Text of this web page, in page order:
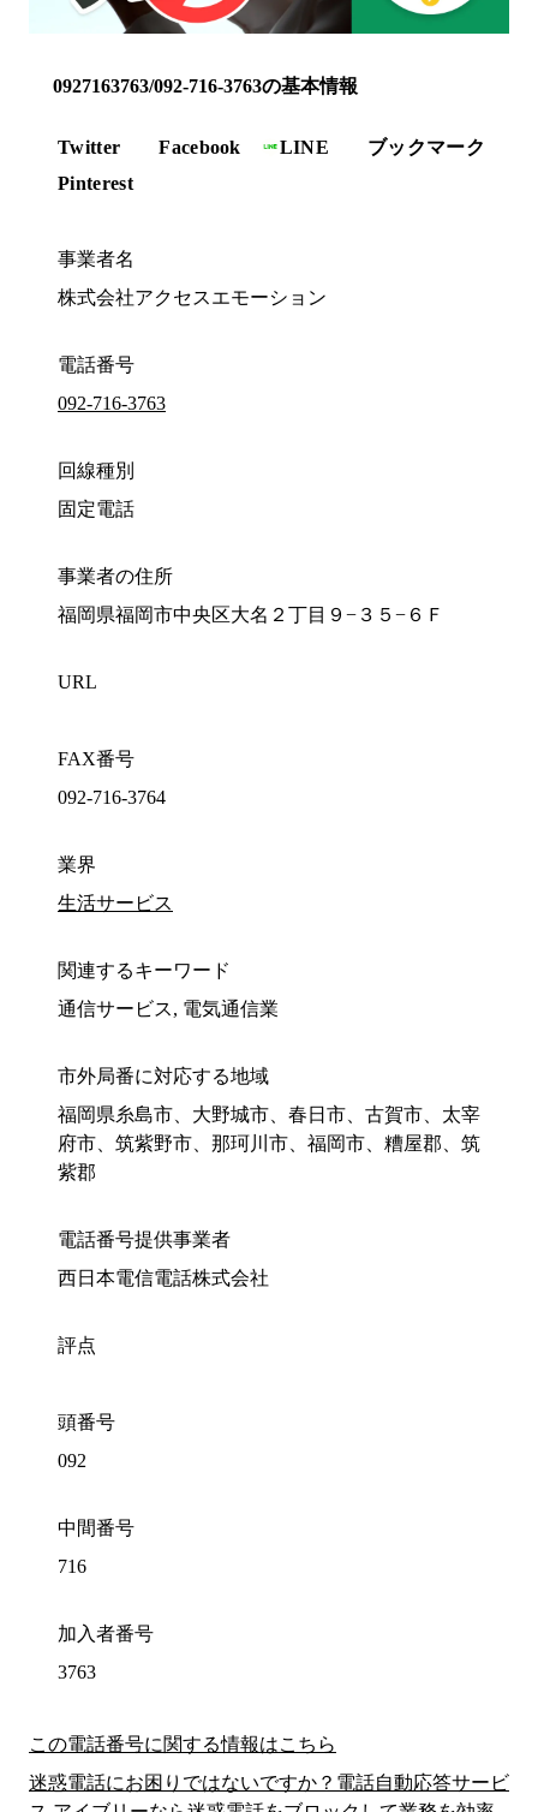
0927163763/092-716-3763の基本情報
Twitter Facebook LINE
ブックマーク
Pinterest
事業者名
株式会社アクセスエモーション
電話番号
092-716-3763
回線種別
固定電話
事業者の住所
福岡県福岡市中央区大名２丁目９−３５−６Ｆ
URL
FAX番号
092-716-3764
業界
生活サービス
関連するキーワード
通信サービス, 電気通信業
市外局番に対応する地域
福岡県糸島市、大野城市、春日市、古賀市、太宰
府市、筑紫野市、那珂川市、福岡市、糟屋郡、筑
紫郡
電話番号提供事業者
西日本電信電話株式会社
評点
頭番号
092
中間番号
716
加入者番号
3763
この電話番号に関する情報はこちら
迷惑電話にお困りではないですか？電話自動応答サービ